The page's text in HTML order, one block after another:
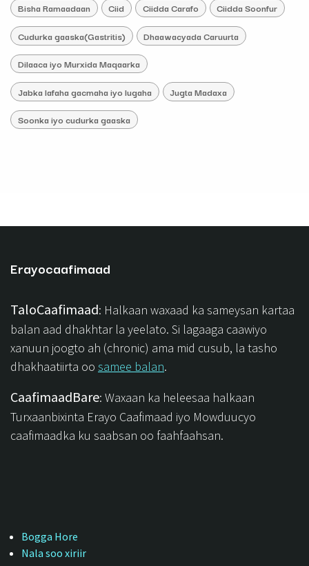
Bisha Ramaadaan Ciid Ciidda Carafo Ciidda Soonfur
Cudurka gaaska(Gastritis) Dhaawacyada Caruurta
Dilaaca iyo Murxida Maqaarka
Jabka lafaha gacmaha iyo lugaha Jugta Madaxa
Soonka iyo cudurka gaaska
Erayocaafimaad
TaloCaafimaad: Halkaan waxaad ka sameysan kartaa
balan aad dhakhtar la yeelato. Si lagaaga caawiyo
xanuun joogto ah (chronic) ama mid cusub, la tasho
dhakhaatiirta oo samee balan.
CaafimaadBare: Waxaan ka heleesaa halkaan
Turxaanbixinta Erayo Caafimaad iyo Mowduucyo
caafimaadka ku saabsan oo faahfaahsan.
Bogga Hore
Nala soo xiriir